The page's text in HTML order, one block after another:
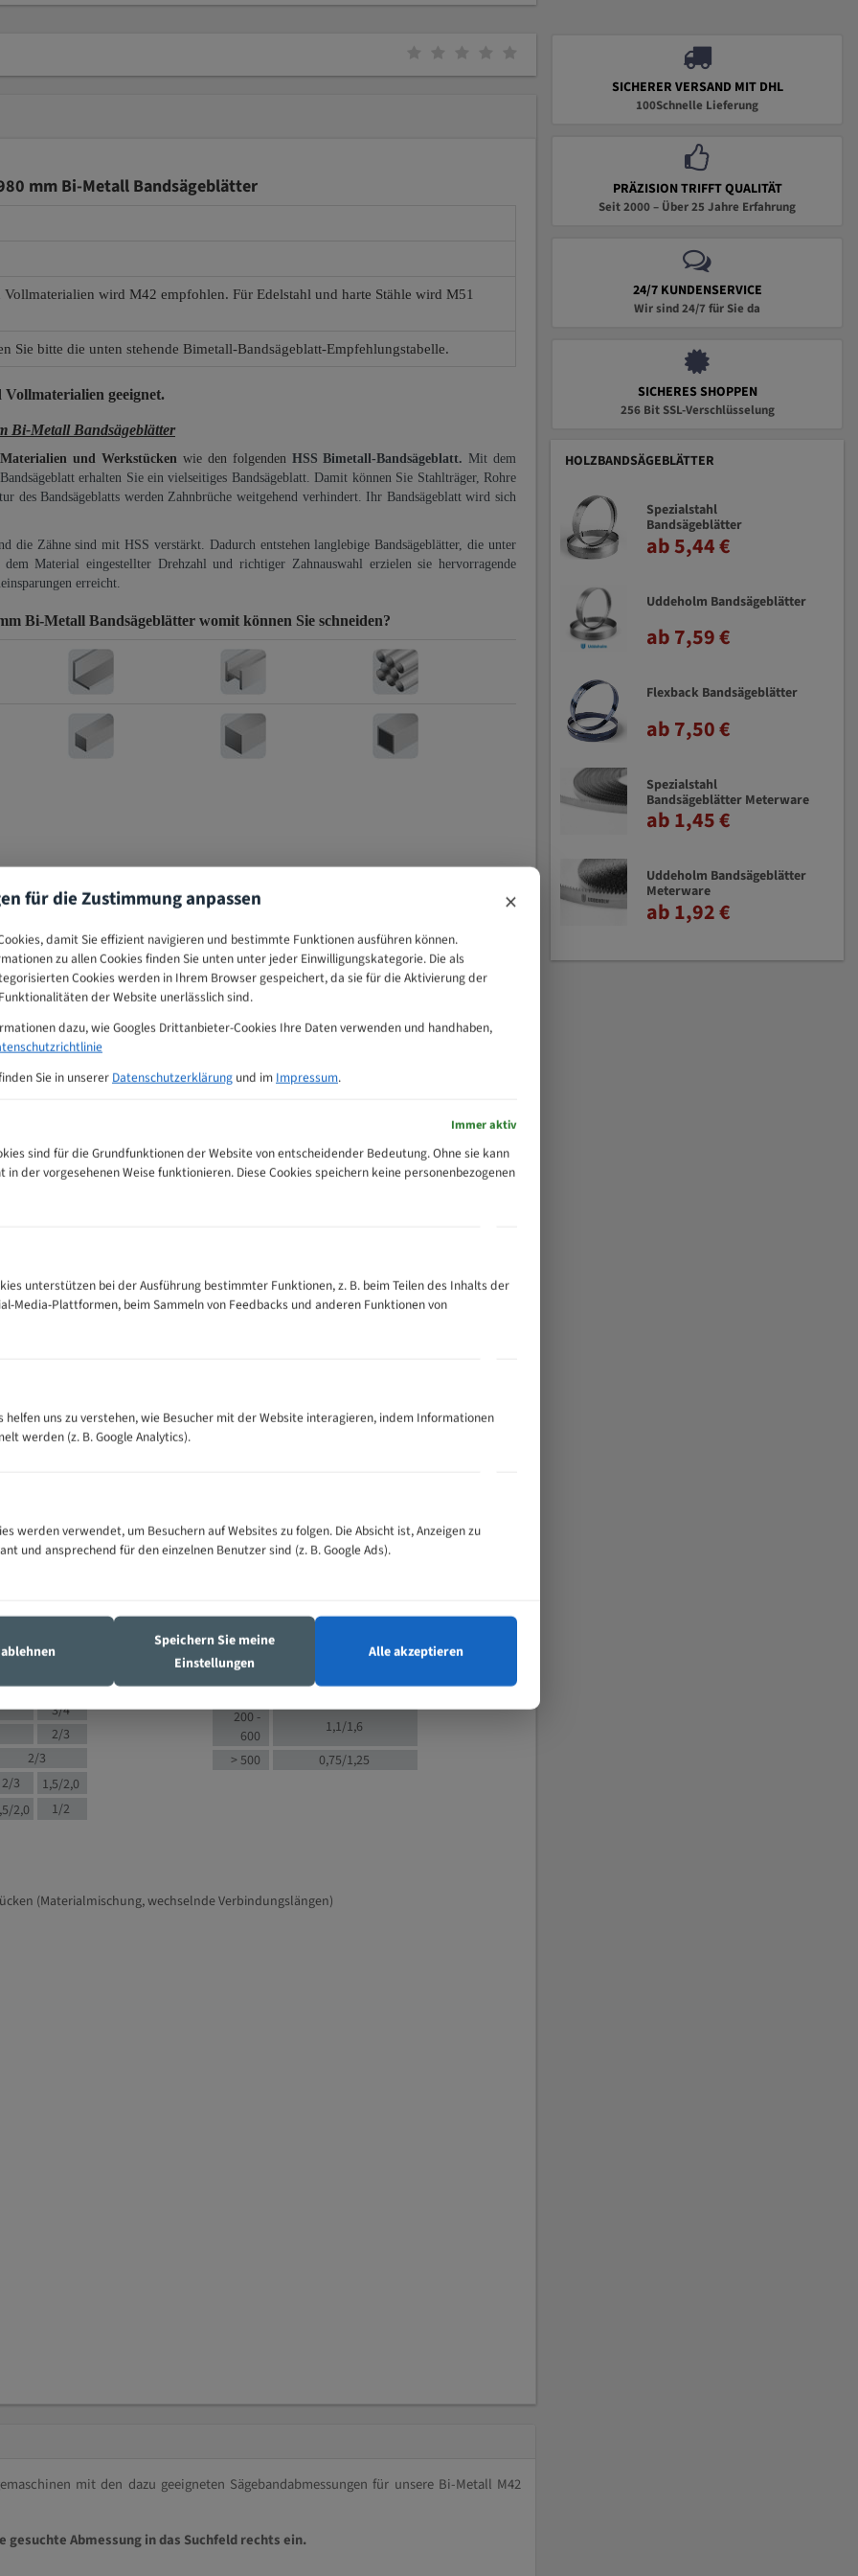
mm Bi-Metall Bandsägeblätter
wird M42 empfohlen. Für Edelstahl und harte Stähle wird M51
Sie bitte die unten stehende Bimetall-Bandsägeblatt-Empfehlungstabelle.
geeignet.
Bi-Metall Bandsägeblätter
und Werkstücken wie den folgenden HSS Bimetall-Bandsägeblatt. Mit dem
erhalten Sie ein vielseitiges Bandsägeblatt. Damit können Sie Stahlträger, Rohre
des Bandsägeblatts werden Zahnbrüche weitgehend verhindert. Ihr Bandsägeblatt wird sich
die Zähne sind mit HSS verstärkt. Dadurch entstehen langlebige Bandsägeblätter, die unter
Material eingestellter Drehzahl und richtiger Zahnauswahl erzielen sie hervorragende
erreicht.
Bi-Metall Bandsägeblätter womit können Sie schneiden?
Bandsägeblätter Zahnempfehlungs-Tabelle
300
500
4/6
4/5
3/4
2/3
2/3
2/3
1,5/2,0
2,0 1/2
Zähne pro
25 - 50
6/10
35 - 70
5/8
130 -
350
150 -
1,5/2
200 -
600
1,1/1,6
> 500
0,75/1,25
(Materialmischung, wechselnde Verbindungslängen)
mit den dazu geeigneten Sägebandabmessungen für unsere Bi-Metall M42
Abmessung in das Suchfeld rechts ein.
SICHERER VERSAND MIT DHL
100Schnelle Lieferung
PRÄZISION TRIFFT QUALITÄT
Seit 2000 – Über 25 Jahre Erfahrung
24/7 KUNDENSERVICE
Wir sind 24/7 für Sie da
SICHERES SHOPPEN
256 Bit SSL-Verschlüsselung
HOLZBANDSÄGEBLÄTTER
Spezialstahl
Bandsägeblätter
ab 5,44 €
Uddeholm Bandsägeblätter
ab 7,59 €
Flexback Bandsägeblätter
ab 7,50 €
Spezialstahl
Bandsägeblätter Meterware
ab 1,45 €
Uddeholm Bandsägeblätter
Meterware
ab 1,92 €
für die Zustimmung anpassen ×
damit Sie effizient navigieren und bestimmte Funktionen ausführen können.
zu allen Cookies finden Sie unten unter jeder Einwilligungskategorie. Die als
Cookies werden in Ihrem Browser gespeichert, da sie für die Aktivierung der
der Website unerlässlich sind.
dazu, wie Googles Drittanbieter-Cookies Ihre Daten verwenden und handhaben,
Sie in unserer Datenschutzerklärung und im Impressum.
Immer aktiv
sind für die Grundfunktionen der Website von entscheidender Bedeutung. Ohne sie kann
in der vorgesehenen Weise funktionieren. Diese Cookies speichern keine personenbezogenen
unterstützen bei der Ausführung bestimmter Funktionen, z. B. beim Teilen des Inhalts der
Media-Plattformen, beim Sammeln von Feedbacks und anderen Funktionen von
helfen uns zu verstehen, wie Besucher mit der Website interagieren, indem Informationen
werden (z. B. Google Analytics).
werden verwendet, um Besuchern auf Websites zu folgen. Die Absicht ist, Anzeigen zu
und ansprechend für den einzelnen Benutzer sind (z. B. Google Ads).
Speichern Sie meine
Einstellungen
Alle akzeptieren